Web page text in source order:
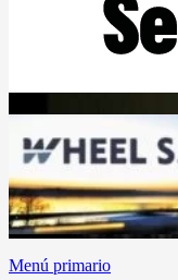
Menú primario